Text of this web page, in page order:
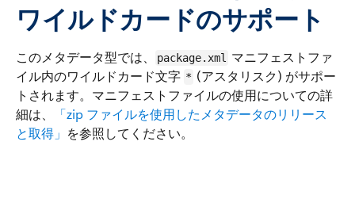
ワイルドカードのサポート
このメタデータ型では、 package.xml
マニフェストファ
イル内のワイルドカード文字 * (アスタリスク) がサポー
トされます。マニフェストファイルの使用についての詳
細は、
「zip ファイルを使用したメタデータのリリース
と取得」 を参照してください。